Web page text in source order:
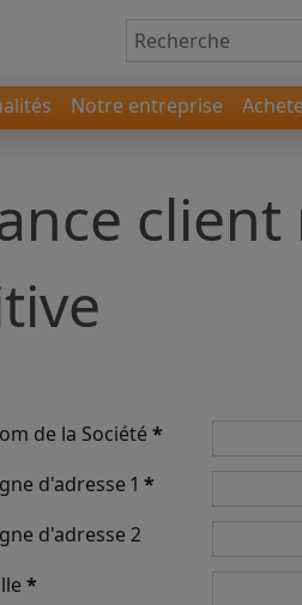
Notre entreprise
de la Société*
d'adresse 1 *
d'adresse 2
*